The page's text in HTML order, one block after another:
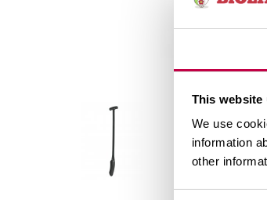
This website
We use
information
other